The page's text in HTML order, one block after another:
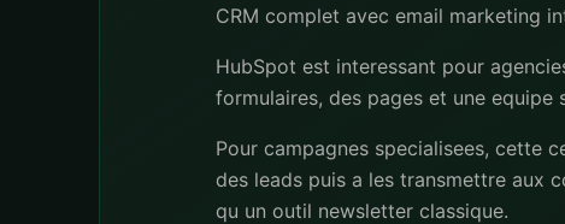
CRM complet avec email marketing
HubSpot est interessant pour
formulaires, des pages et une
Pour campagnes specialisees, cette
des leads puis a les transmettre aux
qu un outil newsletter classique.